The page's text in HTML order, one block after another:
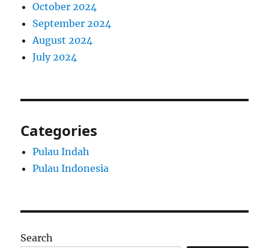
October 2024
September 2024
August 2024
July 2024
Categories
Pulau Indah
Pulau Indonesia
Search